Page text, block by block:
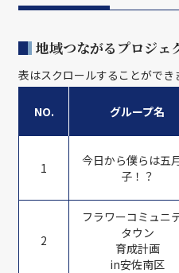
地域つながるプロジェ
表はスクロールすることができ
NO. グループ名
1
今日から僕らは五
子！？
2
フラワーコミュニ
タウン
育成計画
in安佐南区